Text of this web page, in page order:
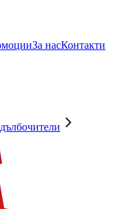
За насКонтакти